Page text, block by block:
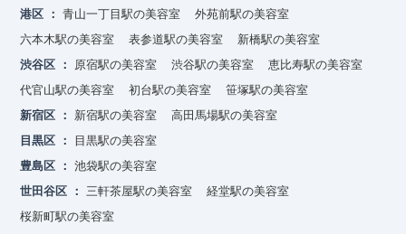
港区
青山一丁目駅の美容室
外苑前駅の美容室
六本木駅の美容室
表参道駅の美容室
新橋駅の美容室
渋谷区
原宿駅の美容室 渋谷駅の美容室
恵比寿駅の美容室
代官山駅の美容室
初台駅の美容室
笹塚駅の美容室
新宿区
新宿駅の美容室
高田馬場駅の美容室
目黒区
目黒駅の美容室
豊島区
池袋駅の美容室
世田谷区
三軒茶屋駅の美容室
経堂駅の美容室
桜新町駅の美容室